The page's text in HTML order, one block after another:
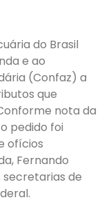
do Brasil
e ao
(Confaz) a
que
nota da
pedido foi
ofícios
Fernando
secretarias de